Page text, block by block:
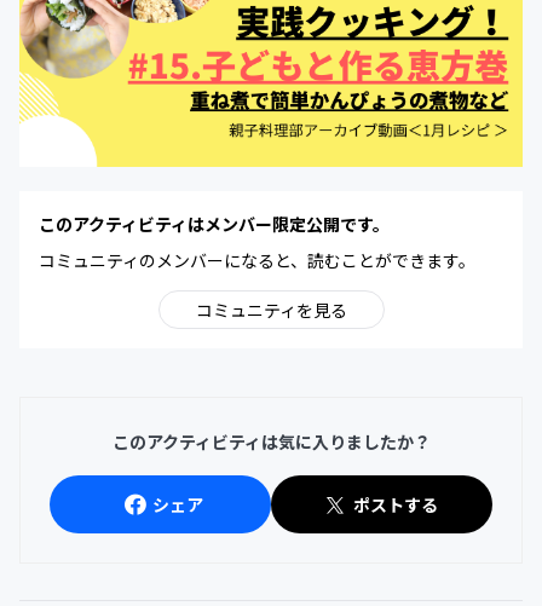
このアクティビティはメンバー限定公開です。
コミュニティのメンバーになると、読むことができます。
コミュニティを見る
このアクティビティは気に入りましたか？
シェア ポストする